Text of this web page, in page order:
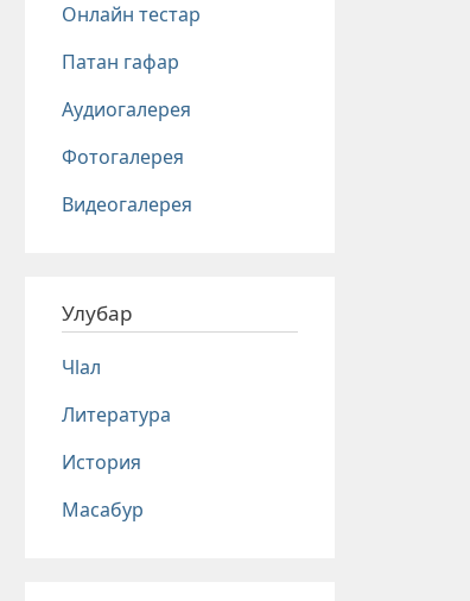
Онлайн тестар
Патан гафар
Аудиогалерея
Фотогалерея
Видеогалерея
Улубар
Чlал
Литература
История
Масабур